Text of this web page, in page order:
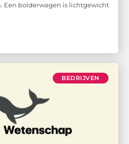
Een bolderwagen is lichtgewicht
BEDRIJVEN